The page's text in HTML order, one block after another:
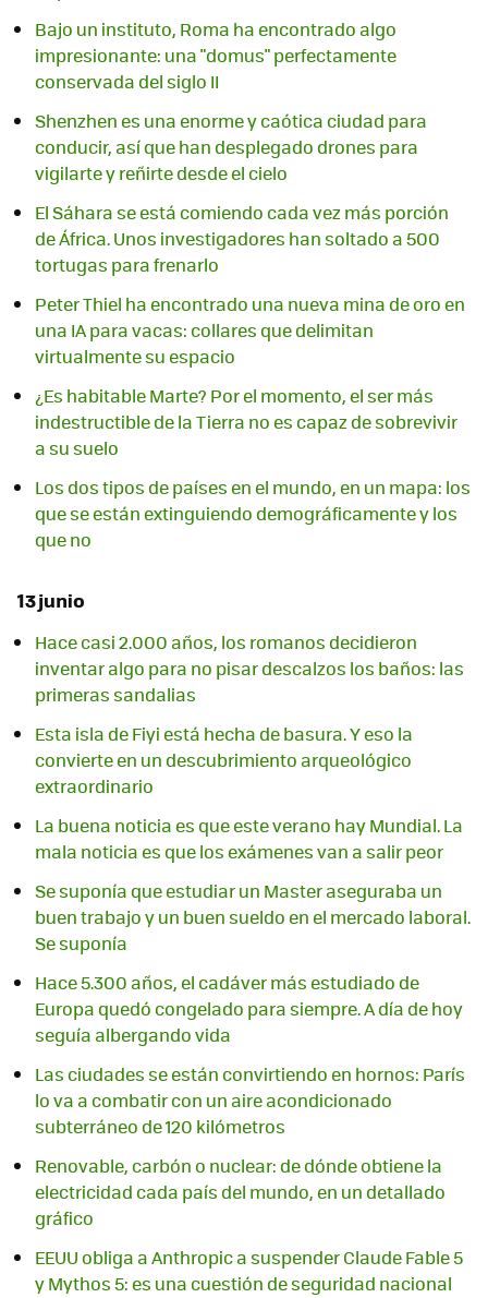
Bajo un instituto, Roma ha encontrado algo
impresionante: una "domus" perfectamente
conservada del siglo II
Shenzhen es una enorme y caótica ciudad para
conducir, así que han desplegado drones para
vigilarte y reñirte desde el cielo
El Sáhara se está comiendo cada vez más porción
de África. Unos investigadores han soltado a 500
tortugas para frenarlo
Peter Thiel ha encontrado una nueva mina de oro en
una IA para vacas: collares que delimitan
virtualmente su espacio
¿Es habitable Marte? Por el momento, el ser más
indestructible de la Tierra no es capaz de sobrevivir
a su suelo
Los dos tipos de países en el mundo, en un mapa: los
que se están extinguiendo demográficamente y los
que no
13 junio
Hace casi 2.000 años, los romanos decidieron
inventar algo para no pisar descalzos los baños: las
primeras sandalias
Esta isla de Fiyi está hecha de basura. Y eso la
convierte en un descubrimiento arqueológico
extraordinario
La buena noticia es que este verano hay Mundial. La
mala noticia es que los exámenes van a salir peor
Se suponía que estudiar un Master aseguraba un
buen trabajo y un buen sueldo en el mercado laboral.
Se suponía
Hace 5.300 años, el cadáver más estudiado de
Europa quedó congelado para siempre. A día de hoy
seguía albergando vida
Las ciudades se están convirtiendo en hornos: París
lo va a combatir con un aire acondicionado
subterráneo de 120 kilómetros
Renovable, carbón o nuclear: de dónde obtiene la
electricidad cada país del mundo, en un detallado
gráfico
EEUU obliga a Anthropic a suspender Claude Fable 5
y Mythos 5: es una cuestión de seguridad nacional